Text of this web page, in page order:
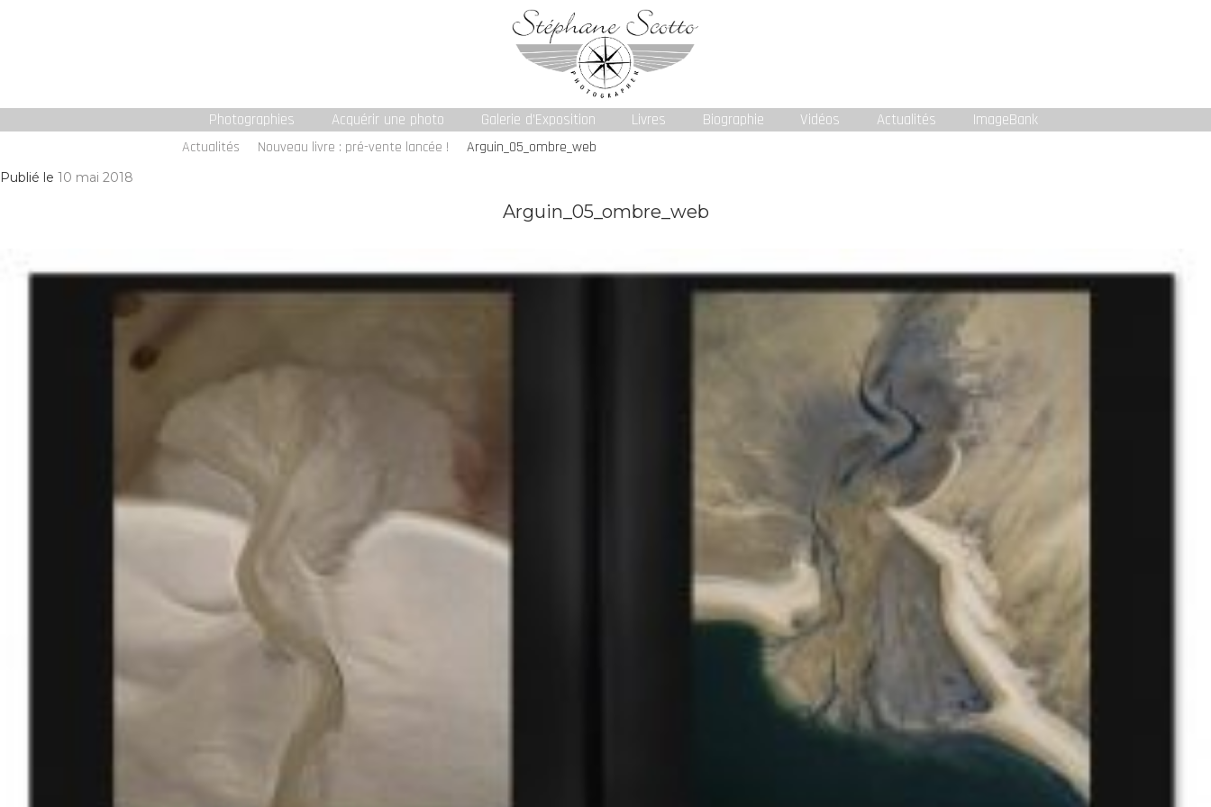
Photographies Acquérir une photo Galerie d’Exposition Livres Biographie Vidéos Actualités ImageBank
Actualités Nouveau livre : pré-vente lancée ! Arguin_05_ombre_web
Publié le 10 mai 2018
Arguin_05_ombre_web